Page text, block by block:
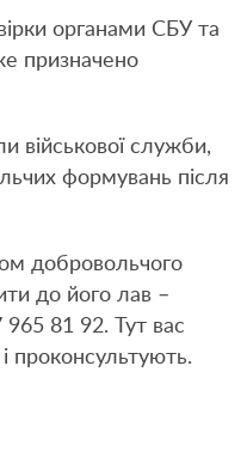
органами СБУ та
призначено
військової служби,
формувань після
добровольчого
до його лав –
81 92. Тут вас
проконсультують.